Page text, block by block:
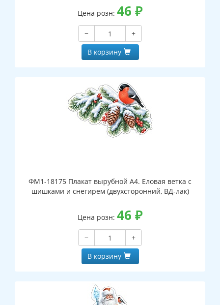
Цена розн: 46 ₽
−
+
В корзину
ФМ1-18175 Плакат вырубной А4. Еловая ветка с
шишками и снегирем (двухсторонний, ВД-лак)
Цена розн: 46 ₽
−
+
В корзину